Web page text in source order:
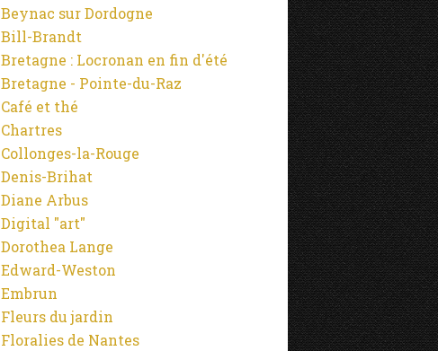
Beynac sur Dordogne
Bill-Brandt
Bretagne : Locronan en fin d'été
Bretagne - Pointe-du-Raz
Café et thé
Chartres
Collonges-la-Rouge
Denis-Brihat
Diane Arbus
Digital "art"
Dorothea Lange
Edward-Weston
Embrun
Fleurs du jardin
Floralies de Nantes